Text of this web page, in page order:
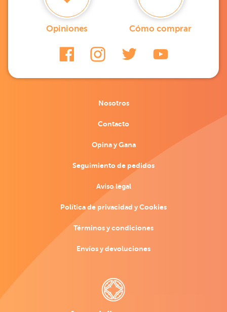
Opiniones Cómo comprar
Nosotros
Contacto
Opina y Gana
Seguimiento de pedidos
Aviso legal
Política de privacidad y Cookies
Términos y condiciones
Envíos y devoluciones